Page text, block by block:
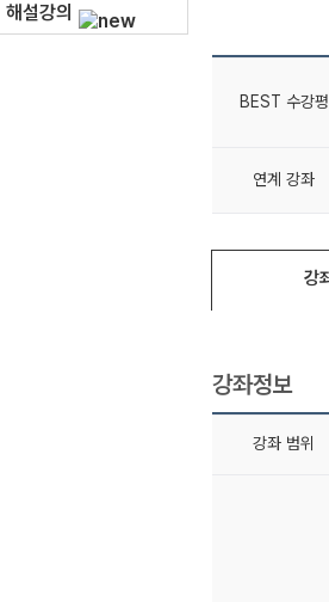
해설강의
BEST 수강평
연계 강좌
강
강좌정보
강좌 범위